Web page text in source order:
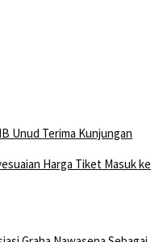
Unud Terima Kunjungan
Harga Tiket Masuk ke